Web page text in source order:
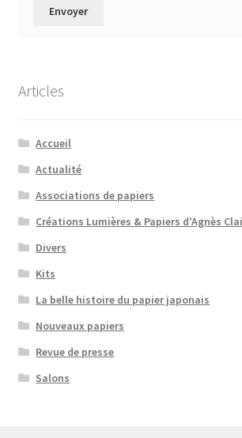
Articles
Accueil
Actualité
Associations de papiers
Créations Lumières & Papiers d'Agnès
Divers
Kits
La belle histoire du papier japonais
Nouveaux papiers
Revue de presse
Salons